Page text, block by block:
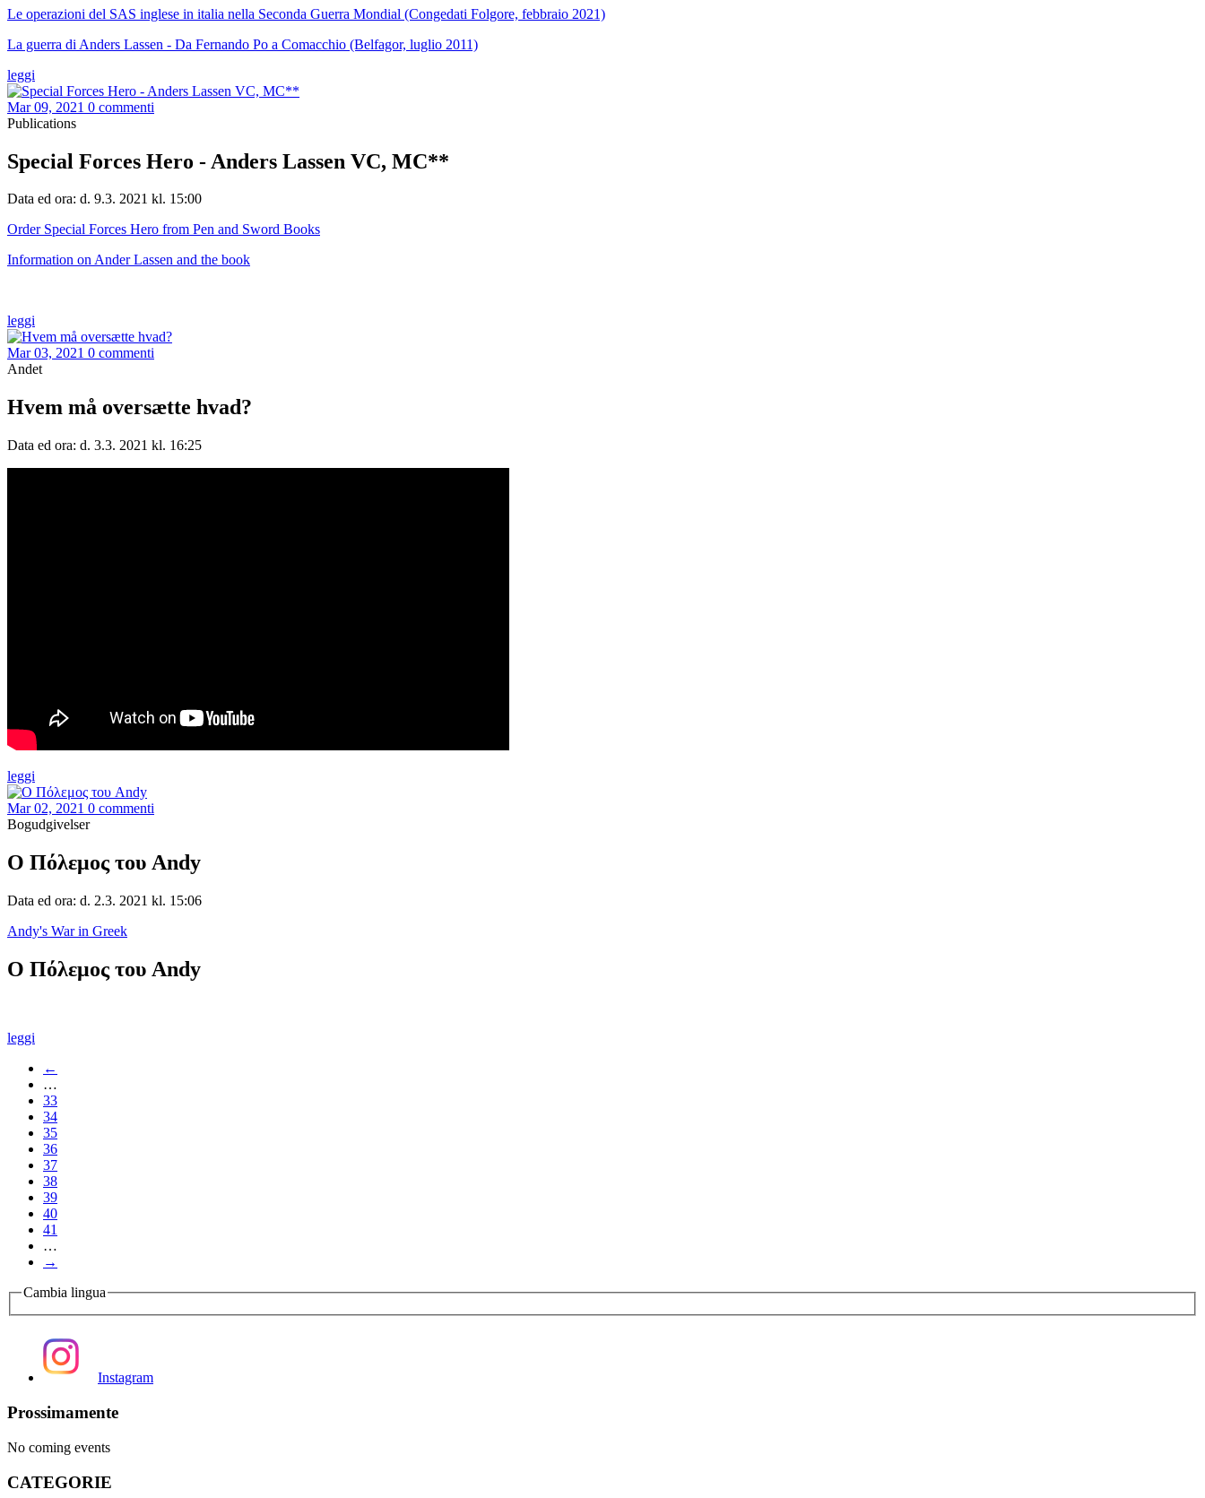
Le operazioni del SAS inglese in italia nella Seconda Guerra Mondial (Congedati Folgore, febbraio 2021)
La guerra di Anders Lassen - Da Fernando Po a Comacchio (Belfagor, luglio 2011)
leggi
Mar 09, 2021 0 commenti
Publications
Special Forces Hero - Anders Lassen VC, MC**
Data ed ora: d. 9.3. 2021 kl. 15:00
Order Special Forces Hero from Pen and Sword Books
Information on Ander Lassen and the book
leggi
Mar 03, 2021 0 commenti
Andet
Hvem må oversætte hvad?
Data ed ora: d. 3.3. 2021 kl. 16:25
leggi
Mar 02, 2021 0 commenti
Bogudgivelser
Ο Πόλεμος του Andy
Data ed ora: d. 2.3. 2021 kl. 15:06
Andy's War in Greek
Ο Πόλεμος του Andy
leggi
←
…
33
34
35
36
37
38
39
40
41
…
→
Cambia lingua
Instagram
Prossimamente
No coming events
CATEGORIE